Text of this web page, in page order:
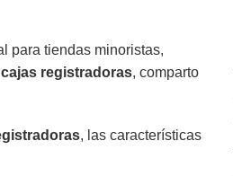
para tiendas minoristas,
cajas registradoras, comparto
, las características